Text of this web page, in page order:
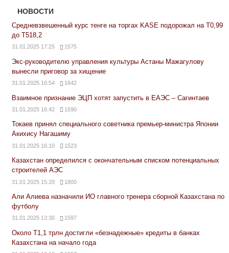
НОВОСТИ
Средневзвешенный курс тенге на торгах KASE подорожал на Т0,99
до Т518,2
31.01.2025 17:25 1575
Экс-руководителю управления культуры Астаны Мажагулову
вынесли приговор за хищение
31.01.2025 16:54 1642
Взаимное признание ЭЦП хотят запустить в ЕАЭС – Сагинтаев
31.01.2025 16:42 1590
Токаев принял специального советника премьер-министра Японии
Акихису Нагашиму
31.01.2025 16:10 1523
Казахстан определился с окончательным списком потенциальных
строителей АЭС
31.01.2025 15:20 1800
Али Алиева назначили ИО главного тренера сборной Казахстана по
футболу
31.01.2025 13:30 1597
Около Т1,1 трлн достигли «безнадежные» кредиты в банках
Казахстана на начало года